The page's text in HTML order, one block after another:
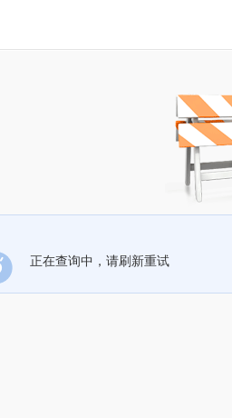
正在查询中，请刷新重试